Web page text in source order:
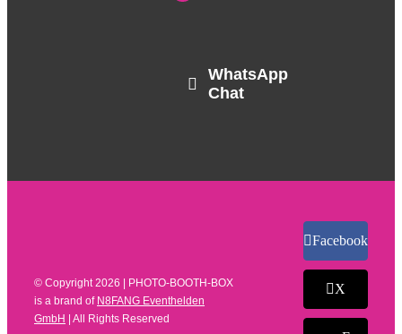
WhatsApp
Chat
© Copyright2026 | PHOTO-BOOTH-BOX
is a brand of N8FANG Eventhelden
GmbH
| All Rights Reserved
Facebook
X